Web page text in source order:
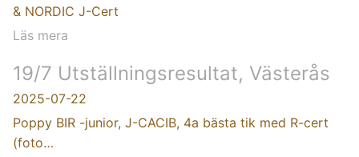
& NORDIC J-Cert
Läs mera
19/7 Utställningsresultat, Västerås
2025-07-22
Poppy BIR -junior, J-CACIB, 4a bästa tik med R-cert
(foto…